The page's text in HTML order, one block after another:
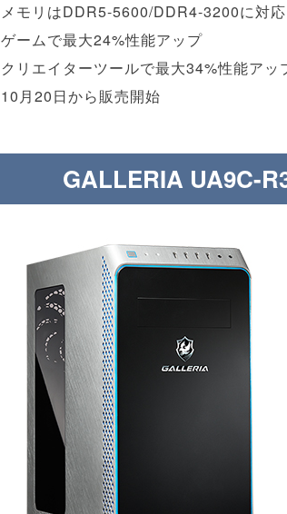
メモリはDDR5-5600/DDR4-3200に対応
ゲームで最大24%性能アップ
クリエイターツールで最大34%性能アッ
10月20日から販売開始
GALLERIA UA9C-